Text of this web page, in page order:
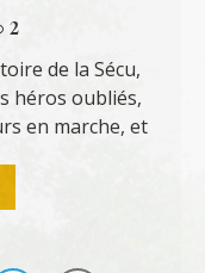
2
de la Sécu,
héros oubliés,
en marche, et